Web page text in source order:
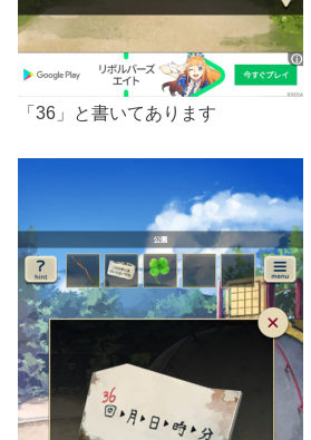
「36」と書いてあります